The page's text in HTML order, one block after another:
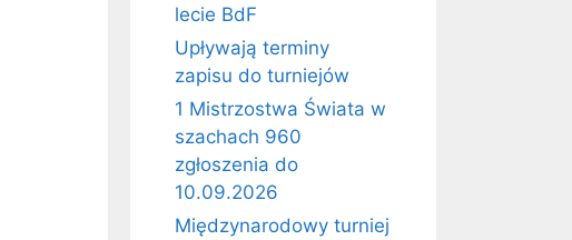
lecie BdF
Upływają terminy
zapisu do turniejów
1 Mistrzostwa Świata w
szachach 960
zgłoszenia do
10.09.2026
Międzynarodowy turniej